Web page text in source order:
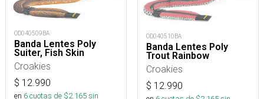
OD040509BA
Banda Lentes Poly
Suiter, Fish Skin
Croakies
$ 12.990
en 6cuotas de $2.165sin
OD040510BA
Banda Lentes Poly
Trout Rainbow
Croakies
$ 12.990